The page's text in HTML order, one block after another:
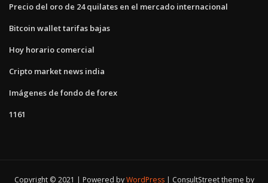
Precio del oro de 24 quilates en el mercado internacional
Bitcoin wallet tarifas bajas
Hoy horario comercial
Cripto market news india
Imágenes de fondo de forex
1161
Copyright © 2021 | Powered byWordPress ConsultStreet theme by